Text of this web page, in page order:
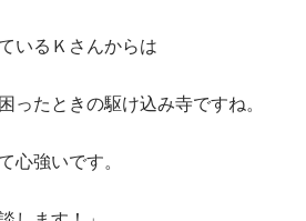
いるＫさんからは
ったときの駆け込み寺ですね。
心強いです。